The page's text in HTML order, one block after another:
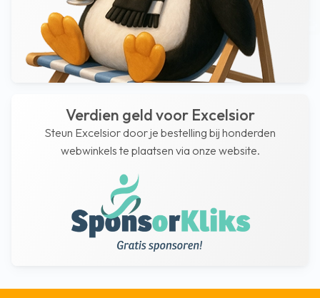
Verdien geld voor Excelsior
Steun Excelsior door je bestelling bij honderden
webwinkels te plaatsen via onze website.